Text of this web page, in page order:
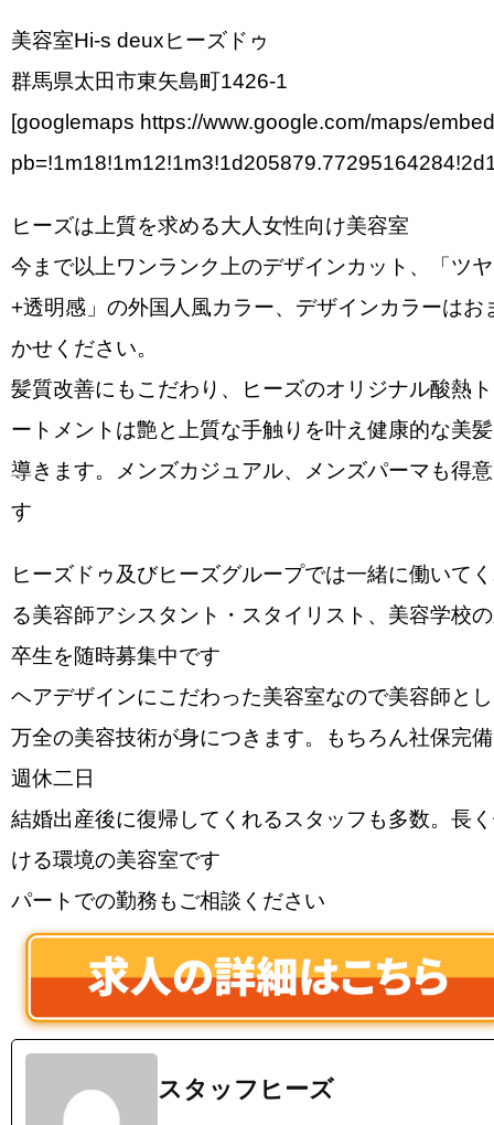
美容室Hi-s deuxヒーズドゥ
群馬県太田市東矢島町1426-1
[googlemaps https://www.google.com/maps/
ヒーズは上質を求める大人女性向け美容室
今まで以上ワンランク上のデザインカット、「ツヤ
+透明感」の外国人風カラー、デザインカラーはお
かせください。
髪質改善にもこだわり、ヒーズのオリジナル酸熱
ートメントは艶と上質な手触りを叶え健康的な美
導きます。メンズカジュアル、メンズパーマも得
す
ヒーズドゥ及びヒーズグループでは一緒に働いて
る美容師アシスタント・スタイリスト、美容学校
卒生を随時募集中です
ヘアデザインにこだわった美容室なので美容師と
万全の美容技術が身につきます。もちろん社保完
週休二日
結婚出産後に復帰してくれるスタッフも多数。長
ける環境の美容室です
パートでの勤務もご相談ください
スタッフヒーズ